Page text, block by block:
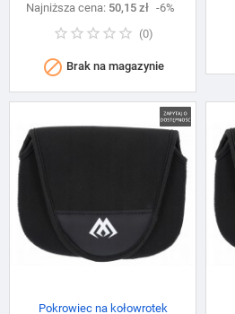
podstawowa
Najniższa cena: 50,15 zł -6%
(0)
 Brak na magazynie
Pokrowiec na kołowrotek